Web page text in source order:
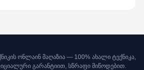
ონლაინ მაღაზია — 100% ახალი ტექნიკა,
გარანტიით, სწრაფი მიწოდებით.